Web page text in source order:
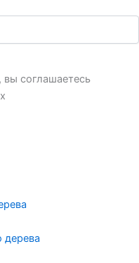
соглашаетесь
дерева